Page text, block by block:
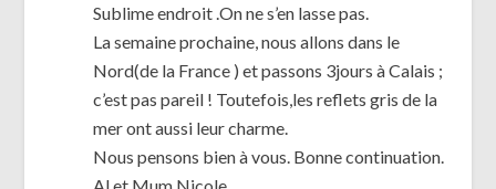
Sublime endroit .On ne s’en lasse pas.
La semaine prochaine, nous allons dans le
Nord(de la France ) et passons 3jours à Calais ;
c’est pas pareil ! Toutefois,les reflets gris de la
mer ont aussi leur charme.
Nous pensons bien à vous. Bonne continuation.